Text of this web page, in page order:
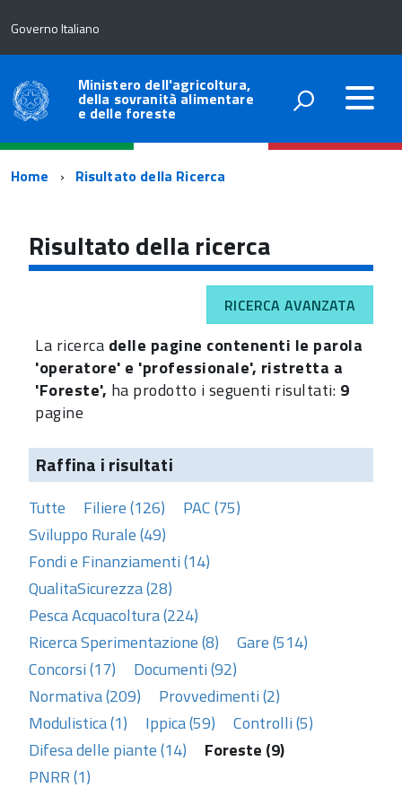
Governo Italiano
Ministero dell'agricoltura,
della sovranità alimentare
e delle foreste
Percorso
navigazione
Home Risultato della Ricerca
Risultato della ricerca
RICERCA AVANZATA
La ricerca delle pagine contenenti le parola
'operatore' e 'professionale', ristretta a
'Foreste', ha prodotto i seguenti risultati: 9
pagine
Raffina i risultati
Tutte Filiere (126)
PAC (75)
Sviluppo Rurale (49)
Fondi e Finanziamenti (14)
QualitaSicurezza (28)
Pesca Acquacoltura (224)
Ricerca Sperimentazione (8)
Gare (514)
Concorsi (17)
Documenti (92)
Normativa (209)
Provvedimenti (2)
Modulistica (1)
Ippica (59)
Controlli (5)
Difesa delle piante (14)
Foreste (9)
PNRR (1)